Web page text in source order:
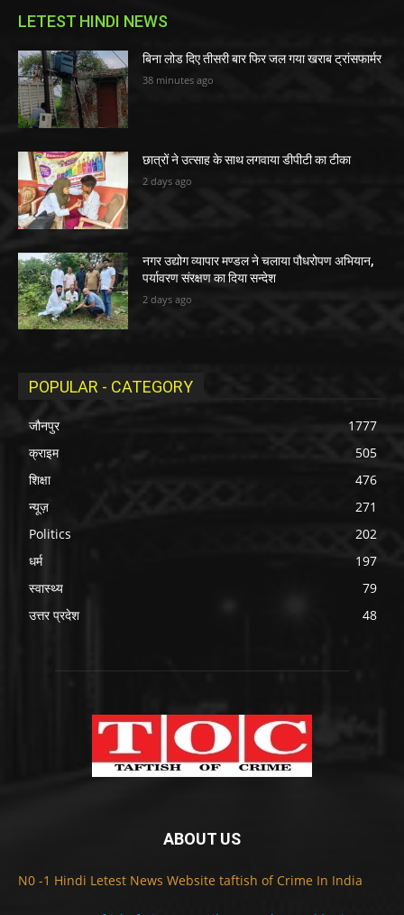
LETEST HINDI NEWS
बिना लोड दिए तीसरी बार फिर जल गया खराब ट्रांसफार्मर
38 minutes ago
छात्रों ने उत्साह के साथ लगवाया डीपीटी का टीका
2 days ago
नगर उद्योग व्यापार मण्डल ने चलाया पौधरोपण अभियान,
पर्यावरण संरक्षण का दिया सन्देश
2 days ago
POPULAR - CATEGORY
जौनपुर
1777
क्राइम
505
शिक्षा
476
न्यूज़
271
Politics
202
धर्म
197
स्वास्थ्य
79
उत्तर प्रदेश
48
ABOUT US
N0 -1 Hindi Letest News Website taftish of Crime In India